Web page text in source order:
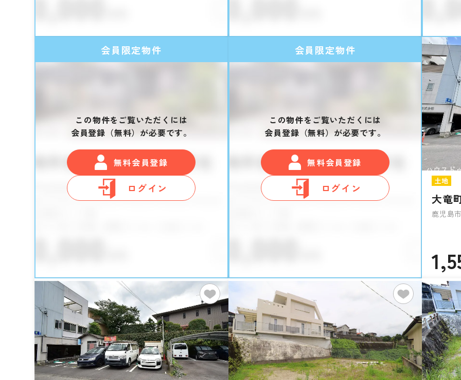
会員限定物件
この物件をご覧いただくには
会員登録（無料）が必要です。
無料会員登録
ログイン
会員限定物件
この物件をご覧いただくには
会員登録（無料）が必要です。
無料会員登録
ログイン
土地
大竜
鹿児島